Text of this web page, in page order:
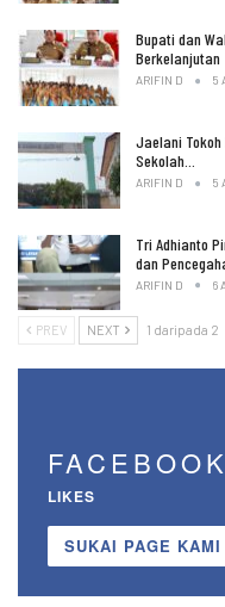
Bupati dan
Berkelanjutan
ARIFIN D 5
Jaelani Tokoh
Sekolah…
ARIFIN D 5
Tri Adhianto
dan
ARIFIN D 6
PREV NEXT 1 daripada 2
FACEBOOK
LIKES
SUKAI PAGE KAMI